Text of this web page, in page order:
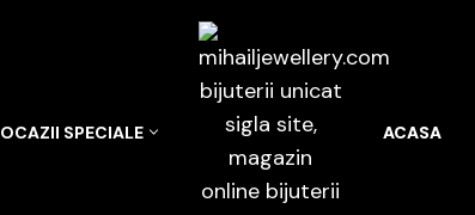
OCAZII SPECIALE ACASA